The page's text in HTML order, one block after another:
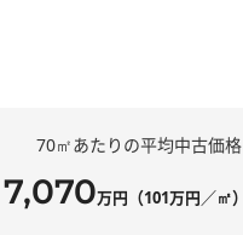
70㎡あたりの平均中古価格
7,070万円（101万円／㎡）